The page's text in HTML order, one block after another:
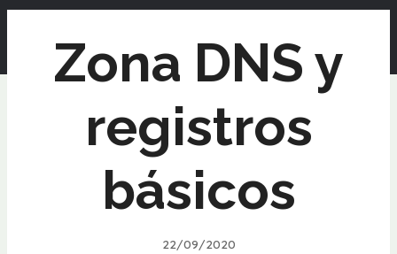
Zona DNS y
registros
básicos
22/09/2020